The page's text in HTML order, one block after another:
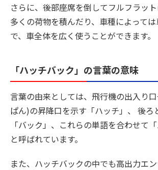
さらに、後部座席を倒してフルフラット
多くの荷物を積んだり、車種によって
で、車全体を広く使うことができます。
「ハッチバック」の言葉の意味
言葉の由来としては、飛行機の出入り
ぱん)の昇降口を示す「ハッチ」、 後ろ
「バック」、これらの単語を合わせて
と呼ばれています。
また、ハッチバックの中でも高出力エ